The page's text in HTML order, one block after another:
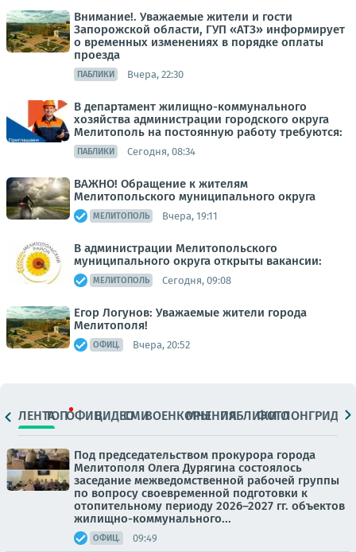
Внимание!. Уважаемые жители и гости
Запорожской области, ГУП «АТЗ» информирует
о временных изменениях в порядке оплаты
проезда
ПАБЛИКИ Вчера, 22:30
В департамент жилищно-коммунального
хозяйства администрации городского округа
Мелитополь на постоянную работу требуются:
ПАБЛИКИ Сегодня, 08:34
ВАЖНО! Обращение к жителям
Мелитопольского муниципального округа
МЕЛИТОПОЛЬ Вчера, 19:11
В администрации Мелитопольского
муниципального округа открыты вакансии:
МЕЛИТОПОЛЬ Сегодня, 09:08
Егор Логунов: Уважаемые жители города
Мелитополя!
ОФИЦ. Вчера, 20:52
ЛЕНТАТОПОФИЦ.ВИДЕОСМИВОЕНКОРЫМНЕНИЯПАБЛИКИ
ФОТОЛОНГРИДЫ
Под председательством прокурора города
Мелитополя Олега Дурягина состоялось
заседание межведомственной рабочей группы
по вопросу своевременной подготовки к
отопительному периоду 2026–2027 гг. объектов
жилищно-коммунального...
ОФИЦ. 09:49